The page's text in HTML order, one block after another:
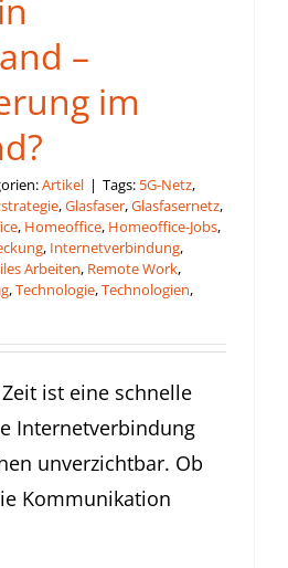
–
im
Artikel | Tags: 5G-Netz,
,Glasfaser,Glasfasernetz,
, Homeoffice, Homeoffice-Jobs,
, Internetverbindung,
Arbeiten, Remote Work,
,Technologie,Technologien,
ist eine schnelle
Internetverbindung
unverzichtbar. Ob
Kommunikation